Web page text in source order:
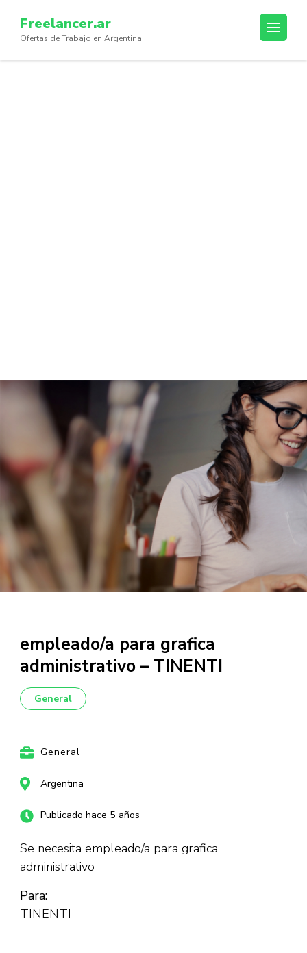
content
(Press
Freelancer.ar
Ofertas de Trabajo en Argentina
empleado/a para grafica
administrativo – TINENTI
General
General
Argentina
Publicado hace 5 años
Se necesita empleado/a para grafica
administrativo
Para:
TINENTI